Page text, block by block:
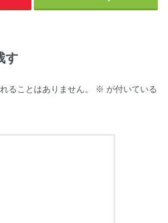
す
ることはありません。 ※ が付いている